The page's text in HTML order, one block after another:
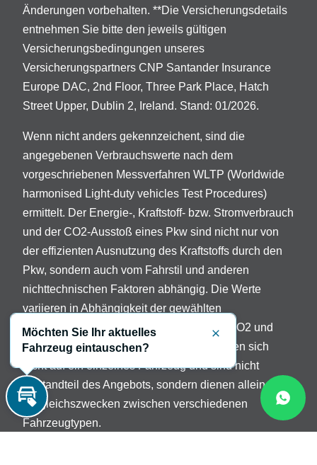
Änderungen vorbehalten. **Die Versicherungsdetails
entnehmen Sie bitte den jeweils gültigen
Versicherungsbedingungen unseres
Versicherungspartners CNP Santander Insurance
Europe DAC, 2nd Floor, Three Park Place, Hatch
Street Upper, Dublin 2, Ireland. Stand: 01/2026.
Wenn nicht anders gekennzeichent, sind die
angegebenen Verbrauchswerte nach dem
vorgeschriebenen Messverfahren WLTP (Worldwide
harmonised Light-duty vehicles Test Procedures)
ermittelt. Der Energie-, Kraftstoff- bzw. Stromverbrauch
und der CO2-Ausstoß eines Pkw sind nicht nur von
der effizienten Ausnutzung des Kraftstoffs durch den
Pkw, sondern auch vom Fahrstil und anderen
nichttechnischen Faktoren abhängig. Die Werte
variieren in Abhängigkeit der gewählten
Sonderausstattungen. Beschreibung der CO2 und
Verbrauchsangaben: Die Angaben beziehen sich
nicht auf ein einzelnes Fahrzeug und sind nicht
Bestandteil des Angebots, sondern dienen allein
Vergleichszwecken zwischen verschiedenen
Fahrzeugtypen.
Inzahlungnahme
Möchten Sie Ihr aktuelles
Fahrzeug eintauschen?
Schließen